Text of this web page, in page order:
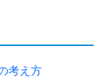
考え方